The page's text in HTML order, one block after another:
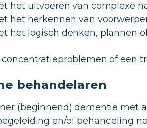
het uitvoeren van complexe
het herkennen van
het logisch denken, plannen
of een
behandelaren
(beginnend) dementie met
en/of behandeling